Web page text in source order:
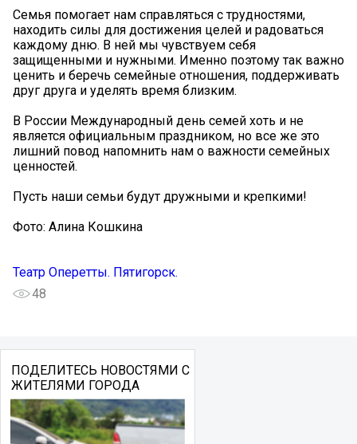
Семья помогает нам справляться с трудностями,
находить силы для достижения целей и радоваться
каждому дню. В ней мы чувствуем себя
защищенными и нужными. Именно поэтому так важно
ценить и беречь семейные отношения, поддерживать
друг друга и уделять время близким.
В России Международный день семей хоть и не
является официальным праздником, но все же это
лишний повод напомнить нам о важности семейных
ценностей.
Пусть наши семьи будут дружными и крепкими!
Фото: Алина Кошкина
Театр Оперетты. Пятигорск.
48
ПОДЕЛИТЕСЬ НОВОСТЯМИ С
ЖИТЕЛЯМИ ГОРОДА